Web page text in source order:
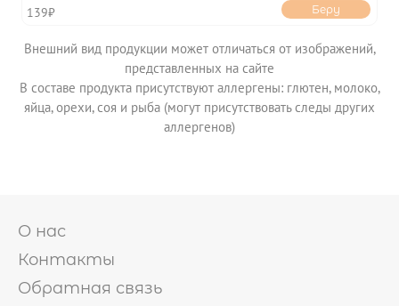
139₽ Беру
Внешний вид продукции может отличаться от изображений,
представленных на сайте
В составе продукта присутствуют аллергены: глютен, молоко,
яйца, орехи, соя и рыба (могут присутствовать следы других
аллергенов)
О нас
Контакты
Обратная связь